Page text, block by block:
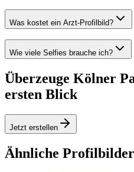
Was kostet ein Arzt-Profilbild?
Wie viele Selfies brauche ich?
Überzeuge Kölner
ersten Blick
Jetzt erstellen
Ähnliche Profilbilder